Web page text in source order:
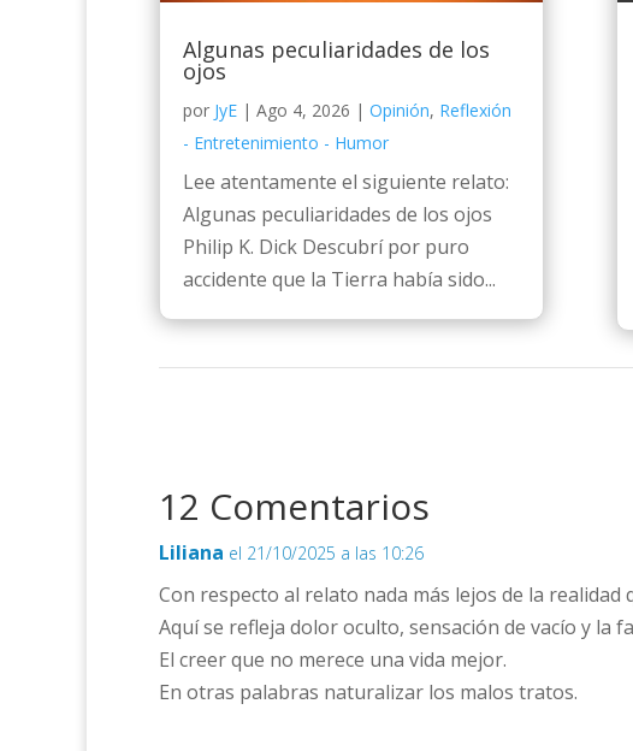
Algunas peculiaridades de los
ojos
por JyE | Ago 4, 2026 | Opinión, Reflexión
- Entretenimiento - Humor
Lee atentamente el siguiente relato:
Algunas peculiaridades de los ojos
Philip K. Dick Descubrí por puro
accidente que la Tierra había sido...
12 Comentarios
Liliana el 21/10/2025 a las 10:26
Con respecto al relato nada más lejos de la realidad
Aquí se refleja dolor oculto, sensación de vacío y la
El creer que no merece una vida mejor.
En otras palabras naturalizar los malos tratos.